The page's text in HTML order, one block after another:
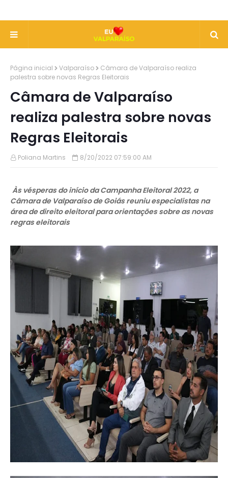
Página inicial Valparaíso
Câmara de Valparaíso realiza
palestra sobre novas Regras Eleitorais
Câmara de Valparaíso
realiza palestra sobre novas
Regras Eleitorais
Poliana Martins 8/20/2022 07:59:00 AM
Às vésperas do início da Campanha Eleitoral 2022, a
Câmara de Valparaíso de Goiás reuniu especialistas na
área de direito eleitoral para orientações sobre as novas
regras eleitorais